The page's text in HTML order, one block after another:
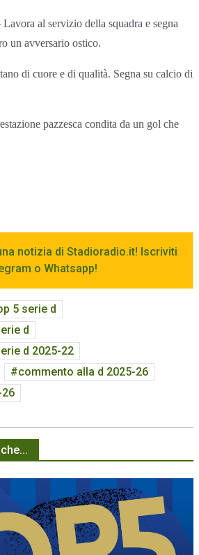
Lavora al servizio della squadra e segna
un avversario ostico.
di cuore e di qualità. Segna su calcio di
pazzesca condita da un gol che
notizia di Stadioradio.it! Iscriviti
o Whatsapp!
5 serie d
d
d 2025-22
commento alla d 2025-26